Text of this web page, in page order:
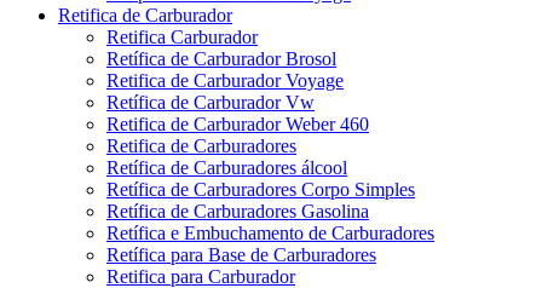
Retifica de Carburador
Retifica Carburador
Retífica de Carburador Brosol
Retifica de Carburador Voyage
Retífica de Carburador Vw
Retifica de Carburador Weber 460
Retifica de Carburadores
Retífica de Carburadores álcool
Retífica de Carburadores Corpo Simples
Retífica de Carburadores Gasolina
Retífica e Embuchamento de Carburadores
Retífica para Base de Carburadores
Retifica para Carburador